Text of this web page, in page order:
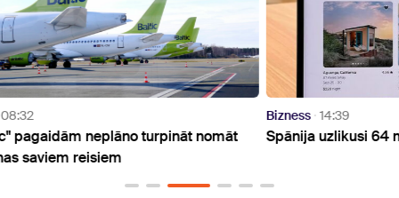
Spānija uzlikusi 64 miljonu eiro sodu "Airbnb"